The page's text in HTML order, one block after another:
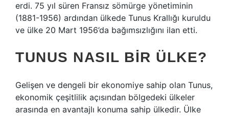
erdi. 75 yıl süren Fransız sömürge yönetiminin
(1881-1956) ardından ülkede Tunus Krallığı kuruldu
ve ülke 20 Mart 1956’da bağımsızlığını ilan etti.
TUNUS NASIL BIR ÜLKE?
Gelişen ve dengeli bir ekonomiye sahip olan Tunus,
ekonomik çeşitlilik açısından bölgedeki ülkeler
arasında en avantajlı konuma sahip ülkedir. Ülke